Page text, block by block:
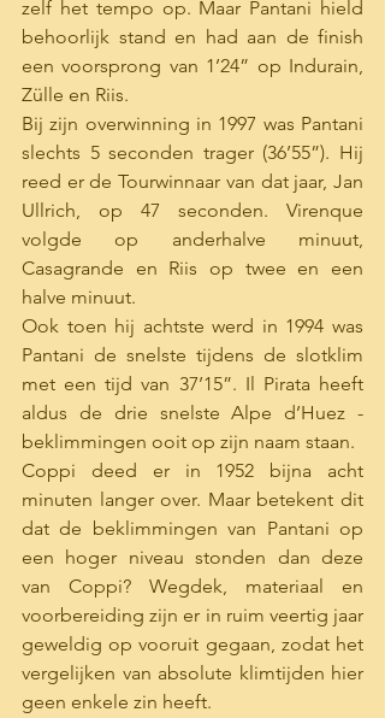
zelf het tempo op. Maar Pantani hield
behoorlijk stand en had aan de finish
een voorsprong van 1’24” op Indurain,
Zülle en Riis.
Bij zijn overwinning in 1997 was Pantani
slechts 5 seconden trager (36’55”). Hij
reed er de Tourwinnaar van dat jaar, Jan
Ullrich, op 47 seconden. Virenque
volgde op anderhalve minuut,
Casagrande en Riis op twee en een
halve minuut.
Ook toen hij achtste werd in 1994 was
Pantani de snelste tijdens de slotklim
met een tijd van 37’15”. Il Pirata heeft
aldus de drie snelste Alpe d’Huez -
beklimmingen ooit op zijn naam staan.
Coppi deed er in 1952 bijna acht
minuten langer over. Maar betekent dit
dat de beklimmingen van Pantani op
een hoger niveau stonden dan deze
van Coppi? Wegdek, materiaal en
voorbereiding zijn er in ruim veertig jaar
geweldig op vooruit gegaan, zodat het
vergelijken van absolute klimtijden hier
geen enkele zin heeft.